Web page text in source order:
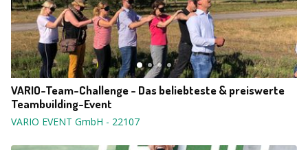
VARIO-Team-Challenge - Das beliebteste & preiswerte
Teambuilding-Event
VARIO EVENT GmbH - 22107